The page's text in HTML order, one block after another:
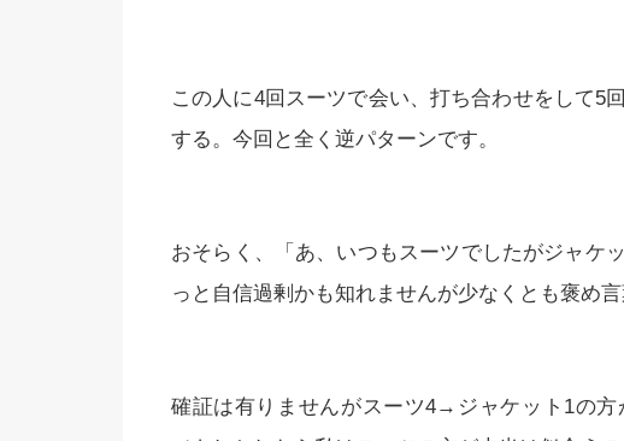
この人に4回スーツで会い、打ち合わせをして5
する。今回と全く逆パターンです。
おそらく、「あ、いつもスーツでしたがジャケ
っと自信過剰かも知れませんが少なくとも褒め言
確証は有りませんがスーツ4→ジャケット1の方